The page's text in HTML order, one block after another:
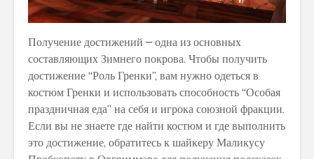
Получение достижений – одна из основных
составляющих Зимнего покрова. Чтобы получить
достижение “Роль Гренки”, вам нужно одеться в
костюм Гренки и использовать способность “Особая
праздничная еда” на себя и игрока союзной фракции.
Если вы не знаете где найти костюм и где выполнить
это достижение, обратитесь к шайкеру Маликусу